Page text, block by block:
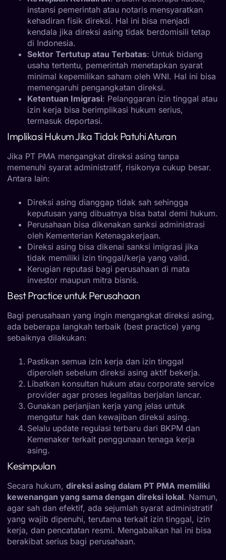
instansi pemerintah atau notaris mensyaratkan
kehadiran fisik direksi. Hal ini bisa menjadi
kendala jika direksi asing tidak berdomisili tetap
di Indonesia.
Sektor Tertutup atau Terbatas: Untuk bidang
usaha tertentu, pemerintah menetapkan syarat
minimal kepemilikan saham oleh WNI. Hal ini bisa
memengaruhi pengangkatan direksi.
Ketentuan Imigrasi: Pelanggaran izin tinggal atau
izin kerja bisa berimplikasi hukum serius,
termasuk deportasi.
Implikasi Hukum Jika Tidak Patuhi Aturan
Jika PT PMA mengangkat direksi asing tanpa
memenuhi syarat administratif, risikonya cukup besar.
Antara lain:
Direksi asing dianggap tidak sah sehingga
keputusan yang dibuatnya bisa batal demi hukum.
Perusahaan bisa dikenakan sanksi administrasi
oleh Kementerian Ketenagakerjaan.
Direksi asing bisa dikenai sanksi imigrasi jika
tidak memiliki izin tinggal/kerja yang valid.
Kerugian reputasi bagi perusahaan di mata
investor maupun mitra bisnis.
Best Practice untuk Perusahaan
Bagi perusahaan yang ingin mengangkat direksi asing,
ada beberapa langkah terbaik (best practice) yang
sebaiknya dilakukan:
Pastikan semua izin kerja dan izin tinggal
diperoleh sebelum direksi asing aktif bekerja.
Libatkan konsultan hukum atau corporate service
provider agar proses legalitas berjalan lancar.
Gunakan perjanjian kerja yang jelas untuk
mengatur hak dan kewajiban direksi asing.
Selalu update regulasi terbaru dari BKPM dan
Kemenaker terkait penggunaan tenaga kerja
asing.
Kesimpulan
Secara hukum, direksi asing dalam PT PMA memiliki
kewenangan yang sama dengan direksi lokal. Namun,
agar sah dan efektif, ada sejumlah syarat administratif
yang wajib dipenuhi, terutama terkait izin tinggal, izin
kerja, dan pencatatan resmi. Mengabaikan hal ini bisa
berakibat serius bagi perusahaan.